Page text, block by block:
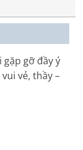
gỡ đầy ý
vẻ, thầy –